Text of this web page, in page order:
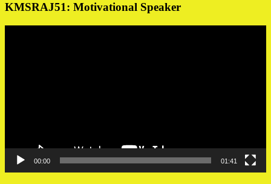
KMSRAJ51: Motivational Speaker
00:00 01:41